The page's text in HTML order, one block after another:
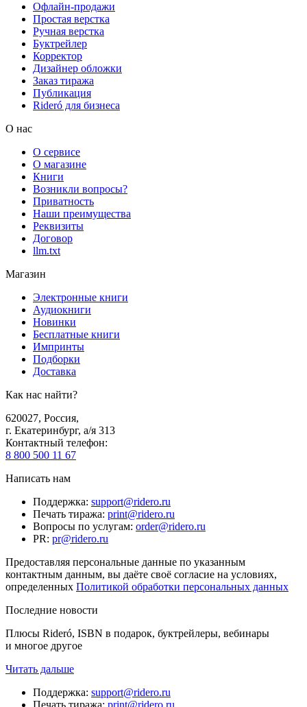
Офлайн-продажи
Простая верстка
Ручная верстка
Буктрейлер
Корректор
Дизайнер обложки
Заказ тиража
Публикация
Rideró для бизнеса
О нас
О сервисе
О магазине
Книги
Возникли вопросы?
Приватность
Наши преимущества
Реквизиты
Договор
llm.txt
Магазин
Электронные книги
Аудиокниги
Новинки
Бесплатные книги
Импринты
Подборки
Доставка
Как нас найти?
620027, Россия,
г. Екатеринбург, а/я 313
Контактный телефон:
8 800 500 11 67
Написать нам
Поддержка: support@ridero.ru
Печать тиража: print@ridero.ru
Вопросы по услугам: order@ridero.ru
PR: pr@ridero.ru
Предоставляя персональные данные по указанным
контактным данным, вы даёте своё согласие на условиях,
определенных Политикой обработки персональных данных
Последние новости
Плюсы Rideró, ISBN в подарок, буктрейлеры, вебинары
и многое другое
Читать дальше
Поддержка: support@ridero.ru
Печать тиража: print@ridero.ru